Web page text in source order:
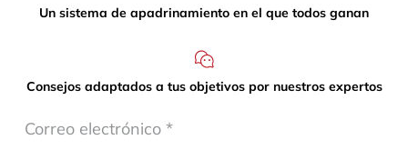
Un sistema de apadrinamiento en el que todos ganan
Consejos adaptados a tus objetivos por nuestros expertos